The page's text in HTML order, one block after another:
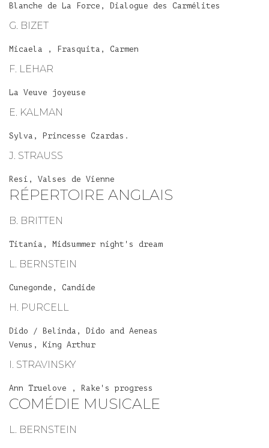
Blanche de La Force, Dialogue des Carmélites
G. BIZET
Micaela , Frasquita, Carmen
F. LEHAR
La Veuve joyeuse
E. KALMAN
Sylva, Princesse Czardas.
J. STRAUSS
Resi, Valses de Vienne
RÉPERTOIRE ANGLAIS
B. BRITTEN
Titania, Midsummer night's dream
L. BERNSTEIN
Cunegonde, Candide
H. PURCELL
Dido / Belinda, Dido and Aeneas
Venus, King Arthur
I. STRAVINSKY
Ann Truelove , Rake's progress
COMÉDIE MUSICALE
L. BERNSTEIN